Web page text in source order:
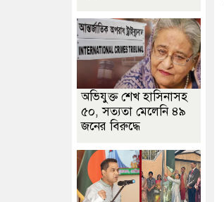
অভিযুক্ত শেখ হাসিনাসহ
৫০, সত্যতা মেলেনি ৪৯
জনের বিরুদ্ধে